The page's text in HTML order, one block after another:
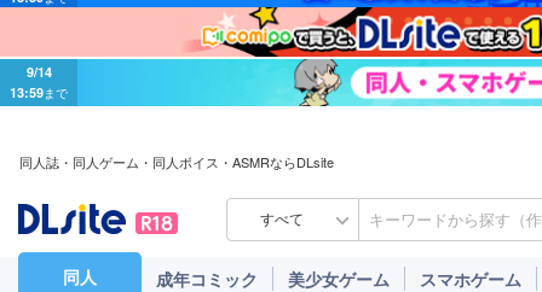
9/14
13:59 まで
同人誌・同人ゲーム・同人ボイス・ASMRならDLsite
すべて
同人 成年コミック 美少女ゲーム スマホゲーム